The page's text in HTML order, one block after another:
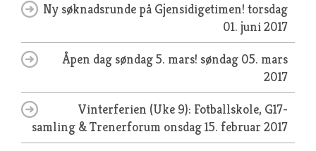
Ny søknadsrunde på Gjensidigetimen! torsdag
01. juni 2017
Åpen dag søndag 5. mars! søndag 05. mars
2017
Vinterferien (Uke 9): Fotballskole, G17-
samling & Trenerforum onsdag 15. februar 2017